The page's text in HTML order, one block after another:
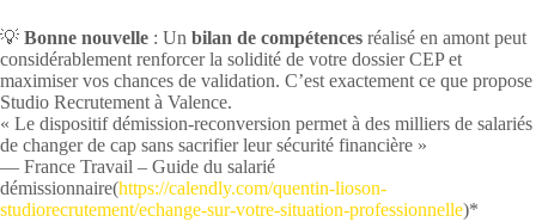
💡 Bonne nouvelle : Un bilan de compétences réalisé en amont peut
considérablement renforcer la solidité de votre dossier CEP et
maximiser vos chances de validation. C’est exactement ce que propose
Studio Recrutement à Valence.
« Le dispositif démission-reconversion permet à des milliers de salariés
de changer de cap sans sacrifier leur sécurité financière »
— France Travail – Guide du salarié
démissionnaire(https://calendly.com/quentin-lioson-
studiorecrutement/echange-sur-votre-situation-professionnelle)*